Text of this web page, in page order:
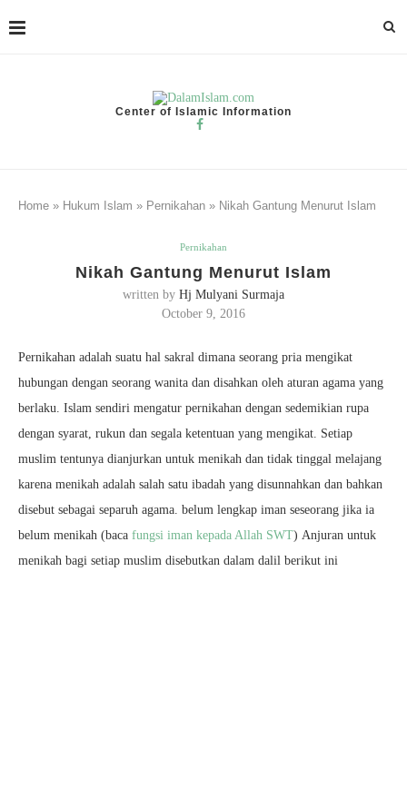
Center of Islamic Information
Home » Hukum Islam » Pernikahan » Nikah Gantung Menurut Islam
Pernikahan
Nikah Gantung Menurut Islam
written by Hj Mulyani Surmaja
October 9, 2016
Pernikahan adalah suatu hal sakral dimana seorang pria mengikat
hubungan dengan seorang wanita dan disahkan oleh aturan agama yang
berlaku. Islam sendiri mengatur pernikahan dengan sedemikian rupa
dengan syarat, rukun dan segala ketentuan yang mengikat. Setiap
muslim tentunya dianjurkan untuk menikah dan tidak tinggal melajang
karena menikah adalah salah satu ibadah yang disunnahkan dan bahkan
disebut sebagai separuh agama. belum lengkap iman seseorang jika ia
belum menikah (baca fungsi iman kepada Allah SWT) Anjuran untuk
menikah bagi setiap muslim disebutkan dalam dalil berikut ini